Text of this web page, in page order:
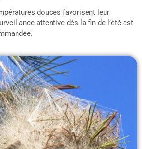
douces favorisent leur
attentive dès la fin de l’été est